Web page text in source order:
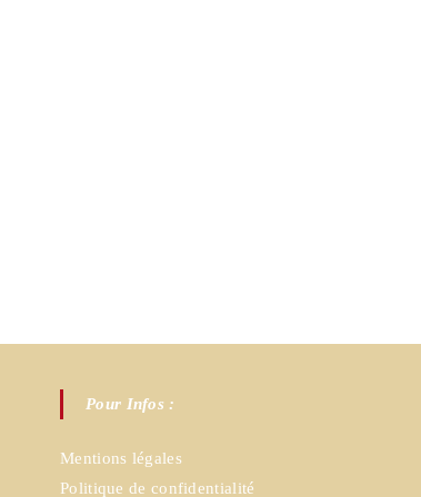
Pour Infos :
Mentions légales
Politique de confidentialité